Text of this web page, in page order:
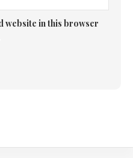
website in this browser